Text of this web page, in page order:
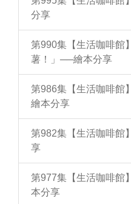
分享
第990集【生活咖啡館
薯！」──繪本分享
第986集【生活咖啡館
繪本分享
第982集【生活咖啡館
享
第977集【生活咖啡館
本分享